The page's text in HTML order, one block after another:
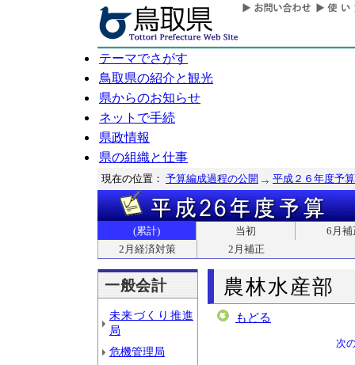
テーマでさがす
鳥取県の紹介と観光
県からのお知らせ
ネットで手続
県政情報
県の組織と仕事
現在の位置： 予算編成過程の公開 平成２６年度予算
(累計) 当初
6月補
2月経済対策
2月補正
一般会計
未来づくり推進
局
危機管理局
農林水産部
もどる
次